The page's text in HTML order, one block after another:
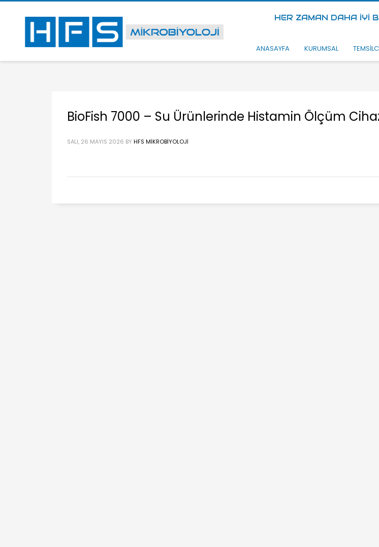
HER ZAMAN DAHA İYİ
ANASAYFA KURUMSAL
BioFish 7000 – Su Ürünlerinde Histamin Ölçüm
SALI, 26 MAYIS 2026 BY HFS MIKROBIYOLOJI